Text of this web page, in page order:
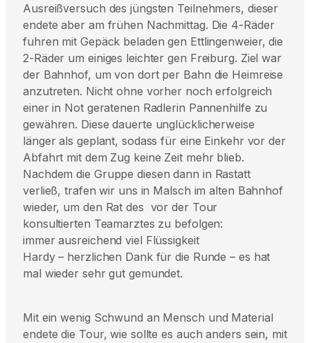
Ausreißversuch des jüngsten Teilnehmers, dieser
endete aber am frühen Nachmittag. Die 4-Räder
fuhren mit Gepäck beladen gen Ettlingenweier, die
2-Räder um einiges leichter gen Freiburg. Ziel war
der Bahnhof, um von dort per Bahn die Heimreise
anzutreten. Nicht ohne vorher noch erfolgreich
einer in Not geratenen Radlerin Pannenhilfe zu
gewähren. Diese dauerte unglücklicherweise
länger als geplant, sodass für eine Einkehr vor der
Abfahrt mit dem Zug keine Zeit mehr blieb.
Nachdem die Gruppe diesen dann in Rastatt
verließ, trafen wir uns in Malsch im alten Bahnhof
wieder, um den Rat des vor der Tour
konsultierten Teamarztes zu befolgen:
immer ausreichend viel Flüssigkeit
Hardy – herzlichen Dank für die Runde – es hat
mal wieder sehr gut gemundet.
Mit ein wenig Schwund an Mensch und Material
endete die Tour, wie sollte es auch anders sein, mit